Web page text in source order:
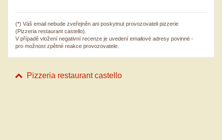
(*) Váš email nebude zveřejněn ani poskytnut provozovateli pizzerie
(Pizzeria restaurant castello).
V případě vložení negativní recenze je uvedení emailové adresy povinné -
pro možnost zpětné reakce provozovatele.
Pizzeria restaurant castello